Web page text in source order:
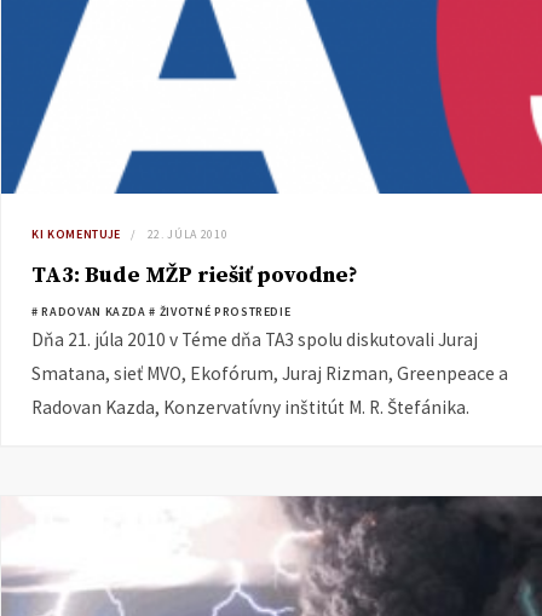
KI KOMENTUJE 22. JÚLA 2010
TA3: Bude MŽP riešiť povodne?
# RADOVAN KAZDA # ŽIVOTNÉ PROSTREDIE
Dňa 21. júla 2010 v Téme dňa TA3 spolu diskutovali Juraj
Smatana, sieť MVO, Ekofórum, Juraj Rizman, Greenpeace a
Radovan Kazda, Konzervatívny inštitút M. R. Štefánika.